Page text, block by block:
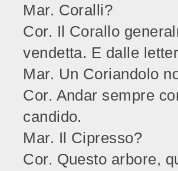
Mar. Coralli?
Cor. Il Corallo
vendetta. E dalle
Mar. Un Coriandolo
Cor. Andar sempre
candido.
Mar. Il Cipresso?
Cor. Questo arbore,